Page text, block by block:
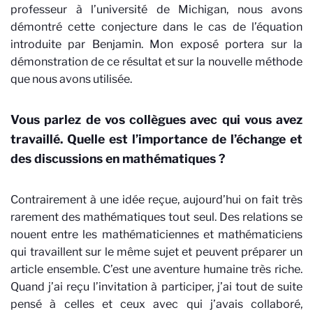
professeur à l’université de Michigan, nous avons
démontré cette conjecture dans le cas de l’équation
introduite par Benjamin. Mon exposé portera sur la
démonstration de ce résultat et sur la nouvelle méthode
que nous avons utilisée.
Vous parlez de vos collègues avec qui vous avez
travaillé. Quelle est l’importance de l’échange et
des discussions en mathématiques ?
Contrairement à une idée reçue, aujourd’hui on fait très
rarement des mathématiques tout seul. Des relations se
nouent entre les mathématiciennes et mathématiciens
qui travaillent sur le même sujet et peuvent préparer un
article ensemble. C’est une aventure humaine très riche.
Quand j’ai reçu l’invitation à participer, j’ai tout de suite
pensé à celles et ceux avec qui j’avais collaboré,